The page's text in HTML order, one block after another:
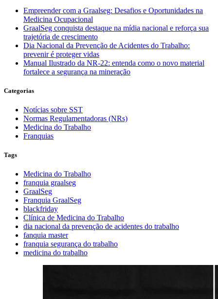
Empreender com a Graalseg: Desafios e Oportunidades na
Medicina Ocupacional
GraalSeg conquista destaque na mídia nacional e reforça sua
trajetória de crescimento
Dia Nacional da Prevenção de Acidentes do Trabalho:
prevenir é proteger vidas
Manual Ilustrado da NR-22: entenda como o novo material
fortalece a segurança na mineração
Categorias
Notícias sobre SST
Normas Regulamentadoras (NRs)
Medicina do Trabalho
Franquias
Tags
Medicina do Trabalho
franquia graalseg
GraalSeg
Franquia GraalSeg
blackfriday
Clínica de Medicina do Trabalho
dia nacional da prevenção de acidentes do trabalho
fanquia master
franquia segurança do trabalho
medicina do trabalho